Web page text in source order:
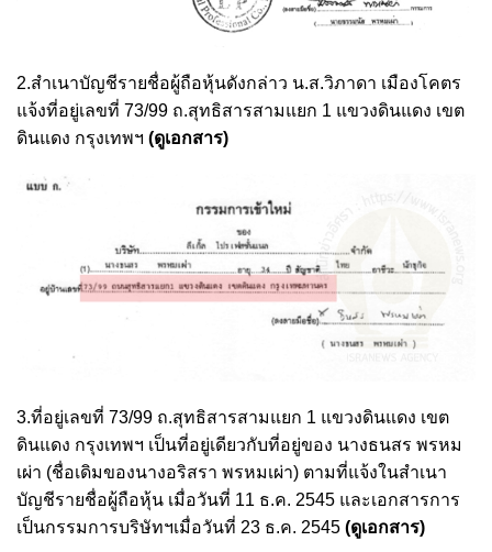
2.สำเนาบัญชีรายชื่อผู้ถือหุ้นดังกล่าว น.ส.วิภาดา เมืองโคตร
แจ้งที่อยู่เลขที่ 73/99 ถ.สุทธิสารสามแยก 1 แขวงดินแดง เขต
ดินแดง กรุงเทพฯ (ดูเอกสาร)
3.ที่อยู่เลขที่ 73/99 ถ.สุทธิสารสามแยก 1 แขวงดินแดง เขต
ดินแดง กรุงเทพฯ เป็นที่อยู่เดียวกับที่อยู่ของ นางธนสร พรหม
เผ่า (ชื่อเดิมของนางอริสรา พรหมเผ่า) ตามที่แจ้งในสำเนา
บัญชีรายชื่อผู้ถือหุ้น เมื่อวันที่ 11 ธ.ค. 2545 และเอกสารการ
เป็นกรรมการบริษัทฯเมื่อวันที่ 23 ธ.ค. 2545 (ดูเอกสาร)